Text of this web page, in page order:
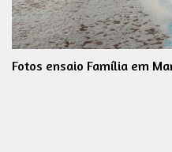
Fotos ensaio Família em